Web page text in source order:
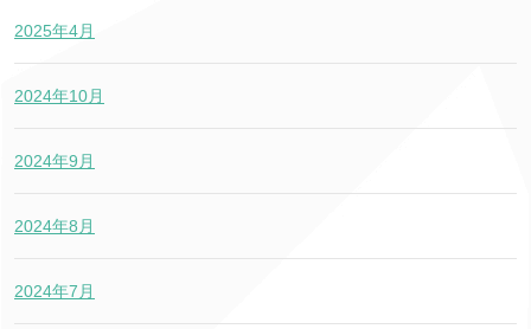
2025年4月
2024年10月
2024年9月
2024年8月
2024年7月